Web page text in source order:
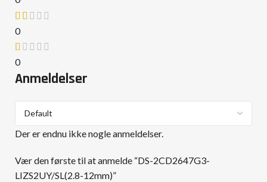
0
0
Anmeldelser
Der er endnu ikke nogle anmeldelser.
Vær den første til at anmelde “DS-2CD2647G3-
LIZS2UY/SL(2.8-12mm)”